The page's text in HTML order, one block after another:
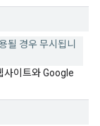
될 경우 무시됩니
사이트와 Google